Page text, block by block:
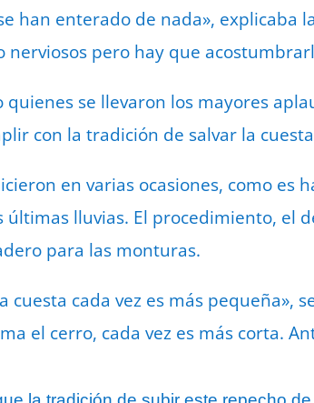
han enterado de nada», explicaba
nerviosos pero hay que
quienes se llevaron los mayores
con la tradición de salvar la
en varias ocasiones, como
últimas lluvias. El procedimiento, el
para las monturas.
cuesta cada vez es más pequeña»,
el cerro, cada vez es más corta.